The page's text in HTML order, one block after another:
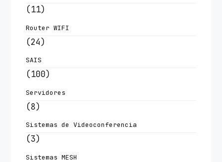
(11)
Router WIFI
(24)
SAIS
(100)
Servidores
(8)
Sistemas de Videoconferencia
(3)
Sistemas MESH